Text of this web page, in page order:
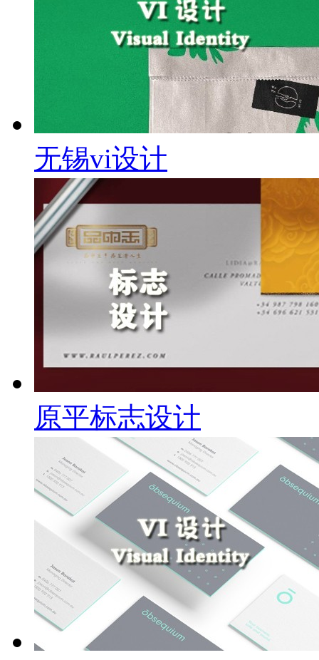
无锡vi设计
原平标志设计